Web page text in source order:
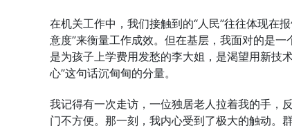
在机关工作中，我们接触到的“人民”往往体现在
意度”来衡量工作成效。但在基层，我面对的是
是为孩子上学费用发愁的李大姐，是渴望用新技
心”这句话沉甸甸的分量。
我记得有一次走访，一位独居老人拉着我的手，
门不方便。那一刻，我内心受到了极大的触动。